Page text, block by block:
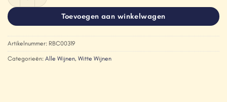
Toevoegen aan winkelwagen
Artikelnummer: RBC00319
Categorieën: Alle Wijnen, Witte Wijnen